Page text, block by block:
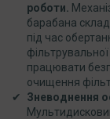
роботи.
барабана
під час
працювати
очищення
Зневоднення